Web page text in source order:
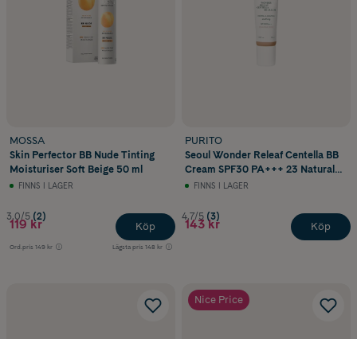
MOSSA
Skin Perfector BB Nude Tinting
Moisturiser Soft Beige 50 ml
FINNS I LAGER
3.0/5 (2)
119 kr
Ord.pris 149 kr Lägsta pris 148 kr
Köp
PURITO
Seoul Wonder Releaf Centella BB
Cream SPF30 PA+++ 23 Natural
Beige 30 ml
FINNS I LAGER
4.7/5 (3)
143 kr Köp
Nice Price